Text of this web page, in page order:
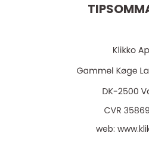
web: